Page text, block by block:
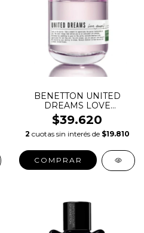
BENETTON UNITED
DREAMS LOVE
YOURSELF
$39.620
2 cuotas sin interés de $19.810
COMPRAR